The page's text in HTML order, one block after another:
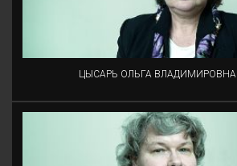
ЦЫСАРЬ ОЛЬГА ВЛАДИМИРОВНА